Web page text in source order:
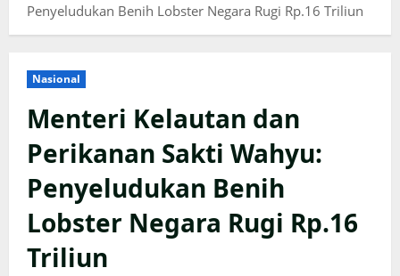
Penyeludukan Benih Lobster Negara Rugi Rp.16 Triliun
Nasional
Menteri Kelautan dan
Perikanan Sakti Wahyu:
Penyeludukan Benih
Lobster Negara Rugi Rp.16
Triliun